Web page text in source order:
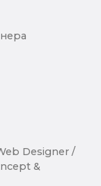
Designer /
&